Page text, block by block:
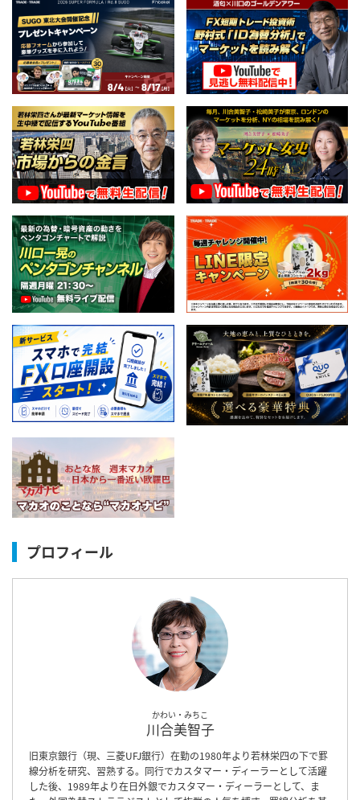
プロフィール
かわい・みちこ
川合美智子
旧東京銀行（現、三菱UFJ銀行）在勤の1980年より若林栄四の下で罫
線分析を研究、習熟する。同行でカスタマー・ディーラーとして活躍
した後、1989年より在日外銀でカスタマー・ディーラーとして、ま